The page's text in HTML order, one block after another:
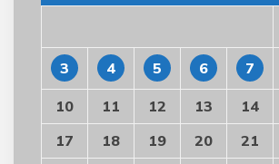
3 4 5 6 7
10 11 12 13 14
17
18 19 20 21